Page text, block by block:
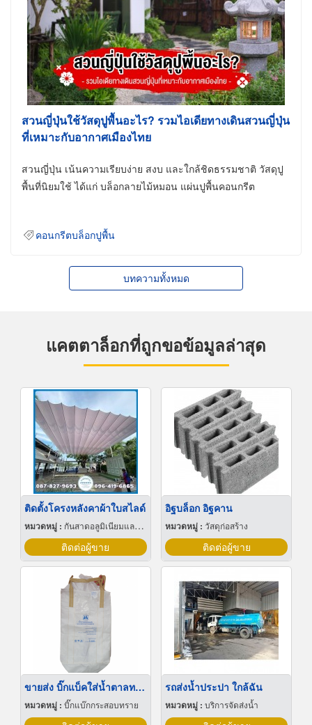
สวนญี่ปุ่นใช้วัสดุปูพื้นอะไร? รวมไอเดียทางเดินสวนญี่ปุ่น
ที่เหมาะกับอากาศเมืองไทย
สวนญี่ปุ่น เน้นความเรียบง่าย สงบ และใกล้ชิดธรรมชาติ วัสดุปู
พื้นที่นิยมใช้ ได้แก่ บล็อกลายไม้หมอน แผ่นปูพื้นคอนกรีต
คอนกรีตบล็อกปูพื้น
บทความทั้งหมด
แคตตาล็อกที่ถูกขอข้อมูลล่าสุด
ติดตั้งโครงหลังคาผ้าใบสไลด์
หมวดหมู่ : กันสาดอลูมิเนียมและผ้าใบ
ติดต่อผู้ขาย
อิฐบล็อก อิฐคาน
หมวดหมู่ : วัสดุก่อสร้าง
ติดต่อผู้ขาย
ขายส่ง บิ๊กแบ็คใส่น้ำตาลทราย สมุทรปราการ
หมวดหมู่ : บิ๊กแบ๊กกระสอบทราย
รถส่งน้ำประปา ใกล้ฉัน
หมวดหมู่ : บริการจัดส่งน้ำ